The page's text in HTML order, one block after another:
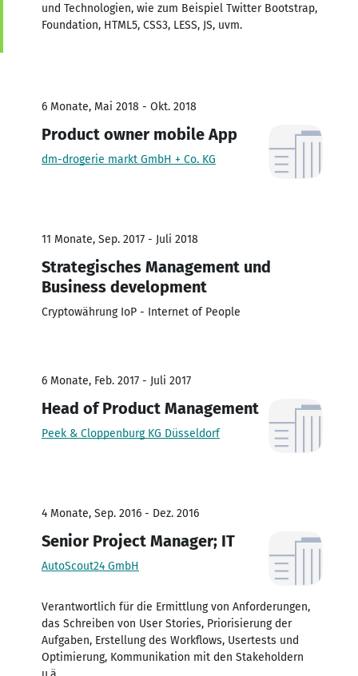
und Technologien, wie zum Beispiel Twitter Bootstrap,
Foundation, HTML5, CSS3, LESS, JS, uvm.
6 Monate, Mai 2018 - Okt. 2018
Product owner mobile App
dm-drogerie markt GmbH + Co. KG
11 Monate, Sep. 2017 - Juli 2018
Strategisches Management und
Business development
Cryptowährung IoP - Internet of People
6 Monate, Feb. 2017 - Juli 2017
Head of Product Management
Peek & Cloppenburg KG Düsseldorf
4 Monate, Sep. 2016 - Dez. 2016
Senior Project Manager; IT
AutoScout24 GmbH
Verantwortlich für die Ermittlung von Anforderungen,
das Schreiben von User Stories, Priorisierung der
Aufgaben, Erstellung des Workflows, Usertests und
Optimierung, Kommunikation mit den Stakeholdern